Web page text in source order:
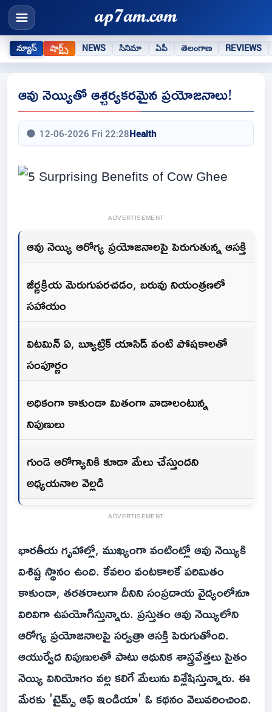
న్యూస్ షార్ట్స్ NEWS సినిమా ఏపీ తెలంగాణ REVIEWS
ఆవు నెయ్యితో ఆశ్చర్యకరమైన ప్రయోజనాలు!
12-06-2026 Fri 22:28Health
ADVERTISEMENT
ఆవు నెయ్యి ఆరోగ్య ప్రయోజనాలపై పెరుగుతున్న ఆసక్తి
జీర్ణక్రియ మెరుగుపరచడం, బరువు నియంత్రణలో
సహాయం
విటమిన్ ఏ, బ్యూట్రిక్ యాసిడ్ వంటి పోషకాలతో
సంపూర్ణం
అధికంగా కాకుండా మితంగా వాడాలంటున్న
నిపుణులు
గుండె ఆరోగ్యానికి కూడా మేలు చేస్తుందని
అధ్యయనాల వెల్లడి
ADVERTISEMENT
భారతీయ గృహాల్లో, ముఖ్యంగా వంటింట్లో ఆవు నెయ్యికి
విశిష్ట స్థానం ఉంది. కేవలం వంటకాలకే పరిమితం
కాకుండా, తరతరాలుగా దీనిని సంప్రదాయ వైద్యంలోనూ
విరివిగా ఉపయోగిస్తున్నారు. ప్రస్తుతం ఆవు నెయ్యిలోని
ఆరోగ్య ప్రయోజనాలపై సర్వత్రా ఆసక్తి పెరుగుతోంది.
ఆయుర్వేద నిపుణులతో పాటు ఆధునిక శాస్త్రవేత్తలు సైతం
నెయ్యి వినియోగం వల్ల కలిగే మేలును విశ్లేషిస్తున్నారు. ఈ
మేరకు 'టైమ్స్ ఆఫ్ ఇండియా' ఓ కథనం వెలువరించింది.